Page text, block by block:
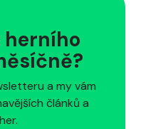
herního
a my vám
článků a